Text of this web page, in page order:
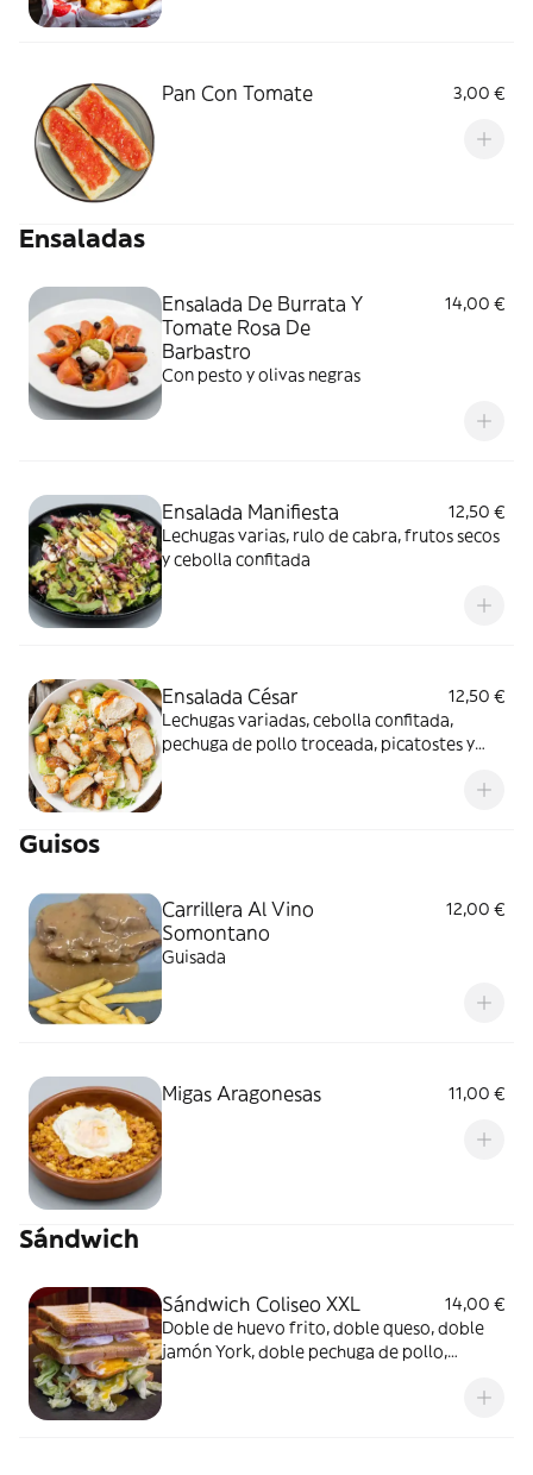
Pan Con Tomate 3,00 €
Ensaladas
Ensalada De Burrata Y
Tomate Rosa De
Barbastro
14,00 €
Con pesto y olivas negras
Ensalada Manifiesta
12,50 €
Lechugas varias, rulo de cabra, frutos secos
y cebolla confitada
Ensalada César
12,50 €
Lechugas variadas, cebolla confitada,
pechuga de pollo troceada, picatostes y
Guisos
Carrillera Al Vino
Somontano
12,00 €
Guisada
Migas Aragonesas 11,00 €
Sándwich
Sándwich Coliseo XXL
14,00 €
Doble de huevo frito, doble queso, doble
jamón York, doble pechuga de pollo,